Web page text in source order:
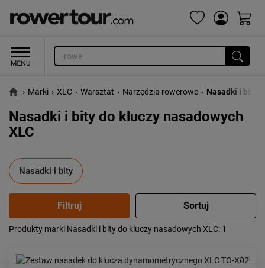
› Marki › XLC › Warsztat › Narzędzia rowerowe › Nasadki i bity
Nasadki i bity do kluczy nasadowych
XLC
Nasadki i bity
Popularność:
największa
od najwyższej
Produkty marki Nasadki i bity do kluczy nasadowych XLC: 1